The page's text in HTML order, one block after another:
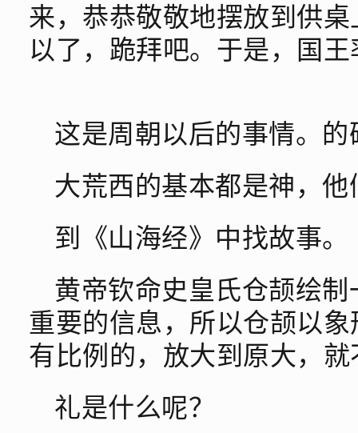
来，恭恭敬敬地摆放到供
以了，跪拜吧。于是，国
这是周朝以后的事情。
大荒西的基本都是神，
到《山海经》中找故事。
黄帝钦命史皇氏仓颉绘
重要的信息，所以仓颉以
有比例的，放大到原大，
礼是什么呢？